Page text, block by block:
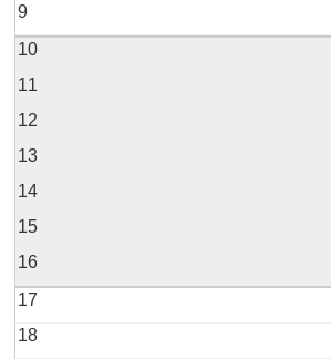
9
10
11
12
13
14
15
16
17
18